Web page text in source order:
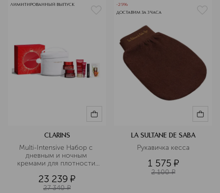
ЛИМИТИРОВАННЫЙ ВЫПУСК
CLARINS
Multi-Intensive Набор с
дневным и ночным
кремами для плотности
23 239 ¤
27 340 ¤
-25%
ДОСТАВИМ ЗА 3 ЧАСА
LA SULTANE DE SABA
Рукавичка кесса
1 575 ¤
2 100 ¤